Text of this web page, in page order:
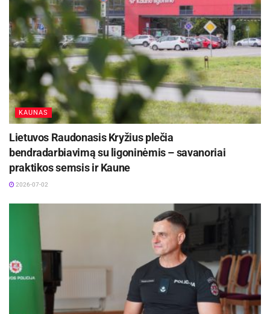
KAUNAS
Lietuvos Raudonasis Kryžius plečia
bendradarbiavimą su ligoninėmis – savanoriai
praktikos semsis ir Kaune
2026-07-02